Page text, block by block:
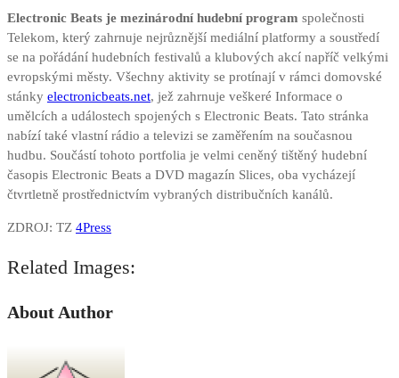
Electronic Beats je mezinárodní hudební program společnosti
Telekom, který zahrnuje nejrůznější mediální platformy a soustředí
se na pořádání hudebních festivalů a klubových akcí napříč velkými
evropskými městy. Všechny aktivity se protínají v rámci domovské
stánky electronicbeats.net, jež zahrnuje veškeré Informace o
umělcích a událostech spojených s Electronic Beats. Tato stránka
nabízí také vlastní rádio a televizi se zaměřením na současnou
hudbu. Součástí tohoto portfolia je velmi ceněný tištěný hudební
časopis Electronic Beats a DVD magazín Slices, oba vycházejí
čtvrtletně prostřednictvím vybraných distribučních kanálů.
ZDROJ: TZ 4Press
Related Images:
About Author